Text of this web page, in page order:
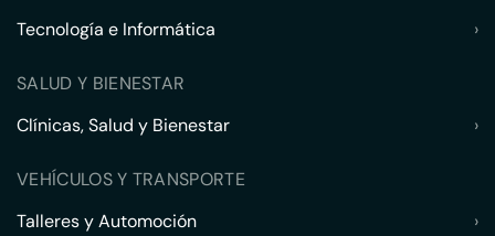
Tecnología e Informática
›
SALUD Y BIENESTAR
Clínicas, Salud y Bienestar
›
VEHÍCULOS Y TRANSPORTE
Talleres y Automoción
›